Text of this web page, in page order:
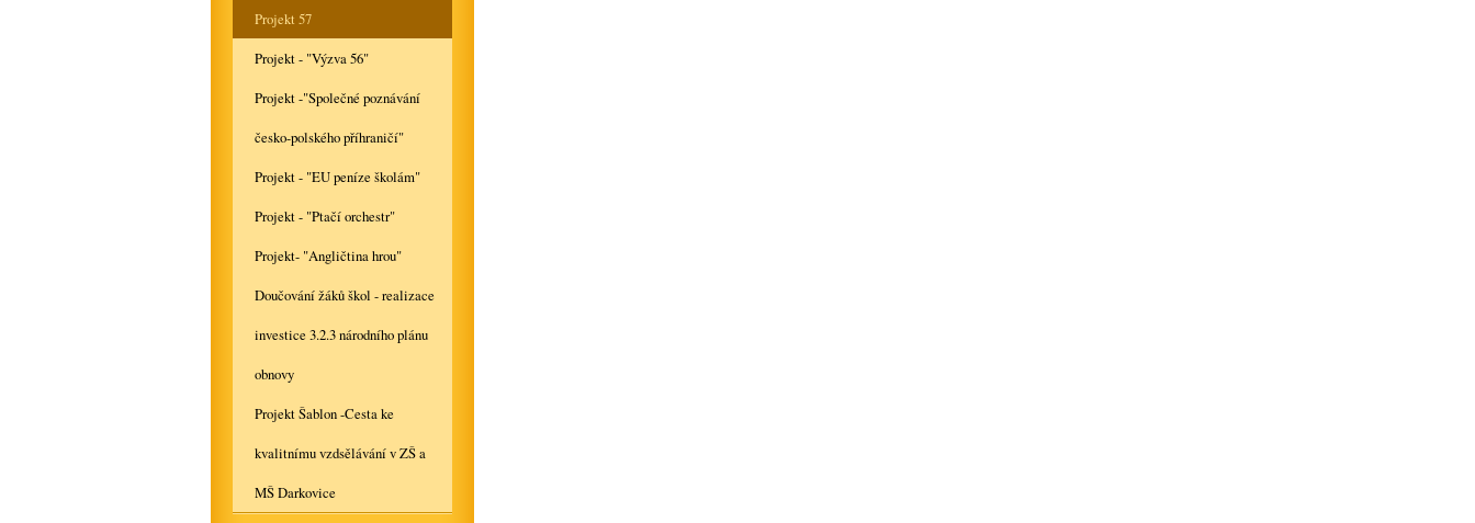
Projekt 57
Projekt - "Výzva 56"
Projekt -"Společné poznávání
česko-polského příhraničí"
Projekt - "EU peníze školám"
Projekt - "Ptačí orchestr"
Projekt- "Angličtina hrou"
Doučování žáků škol - realizace
investice 3.2.3 národního plánu
obnovy
Projekt Šablon -Cesta ke
kvalitnímu vzdsělávání v ZŠ a
MŠ Darkovice